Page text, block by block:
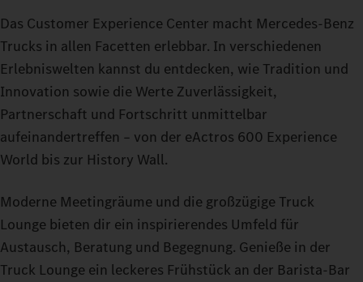
Das Customer Experience Center macht Mercedes-Benz
Trucks in allen Facetten erlebbar. In verschiedenen
Erlebniswelten kannst du entdecken, wie Tradition und
Innovation sowie die Werte Zuverlässigkeit,
Partnerschaft und Fortschritt unmittelbar
aufeinandertreffen – von der eActros 600 Experience
World bis zur History Wall.
Moderne Meetingräume und die großzügige Truck
Lounge bieten dir ein inspirierendes Umfeld für
Austausch, Beratung und Begegnung. Genieße in der
Truck Lounge ein leckeres Frühstück an der Barista-Bar